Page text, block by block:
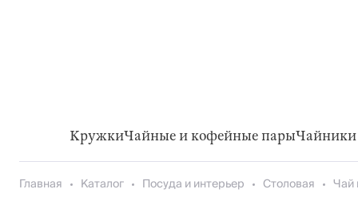
КружкиЧайные и кофейные парыЧайники
Главная Каталог Посуда и интерьер Столовая Чай